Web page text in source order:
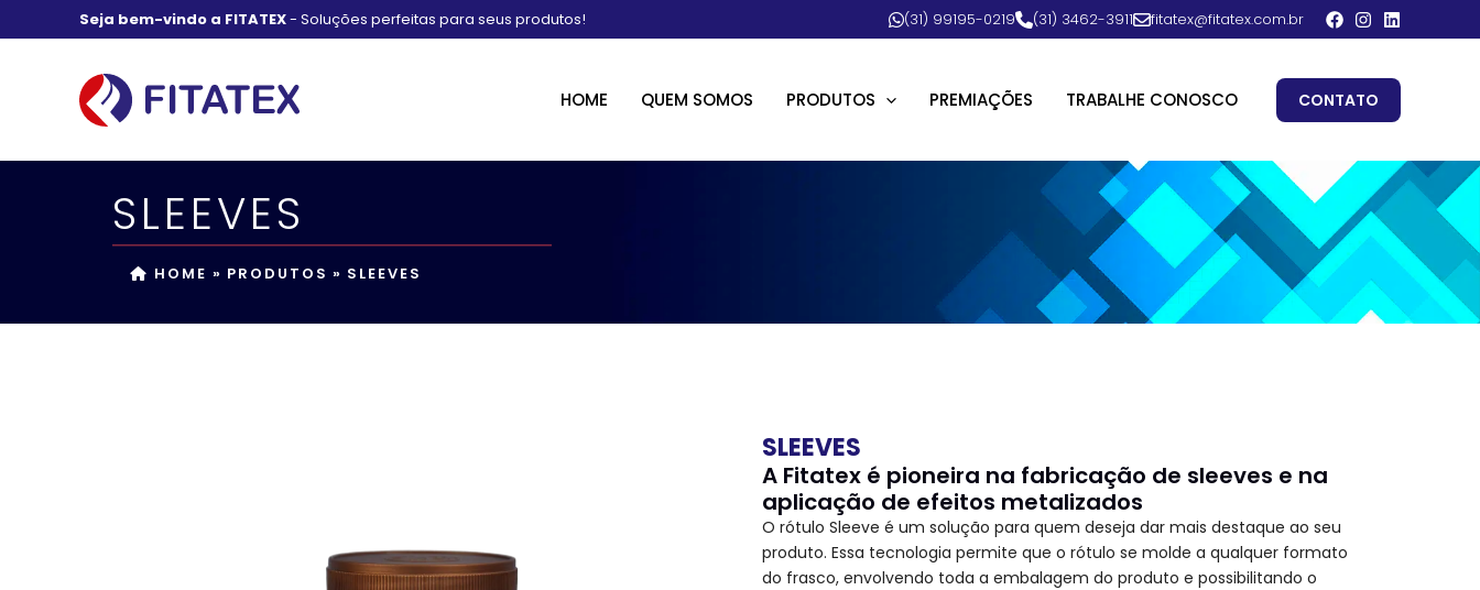
to
Seja bem-vindo a FITATEX- Soluções perfeitas para seus produtos! (31) 99195-0219 (31) 3462-3911 fitatex@fitatex.com.br
HOME QUEM SOMOS PRODUTOS PREMIAÇÕES TRABALHE CONOSCO CONTATO
SLEEVES
HOME » PRODUTOS » SLEEVES
SLEEVES
A Fitatex é pioneira na fabricação de sleeves e na
aplicação de efeitos metalizados
O rótulo Sleeve é um solução para quem deseja dar mais destaque ao seu
produto. Essa tecnologia permite que o rótulo se molde a qualquer formato
do frasco, envolvendo toda a embalagem do produto e possibilitando o